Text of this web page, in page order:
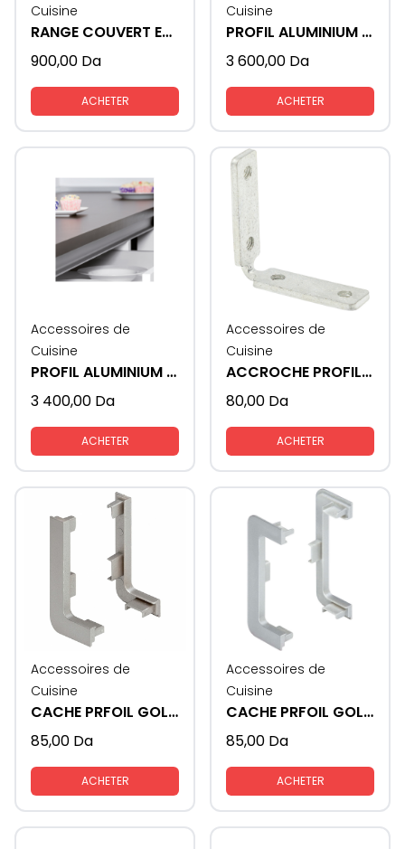
Cuisine
RANGE COUVERT EN PLASTIQUE
900,00 Da
ACHETER
Cuisine
PROFIL ALUMINIUM GOLA - U
3 600,00 Da
ACHETER
Accessoires de
Cuisine
PROFIL ALUMINIUM GOLA - L
3 400,00 Da
ACHETER
Accessoires de
Cuisine
ACCROCHE PROFIL GOLA
80,00 Da
ACHETER
Accessoires de
Cuisine
CACHE PRFOIL GOLA FORMAT - L
85,00 Da
ACHETER
Accessoires de
Cuisine
CACHE PRFOIL GOLA FORMAT - U
85,00 Da
ACHETER